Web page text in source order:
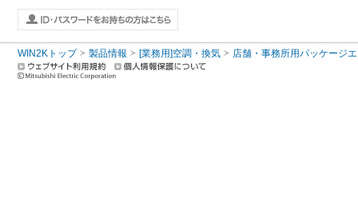
WIN2Kトップ 製品情報 [業務用]空調・換気 店舗・事務所用パッケージ